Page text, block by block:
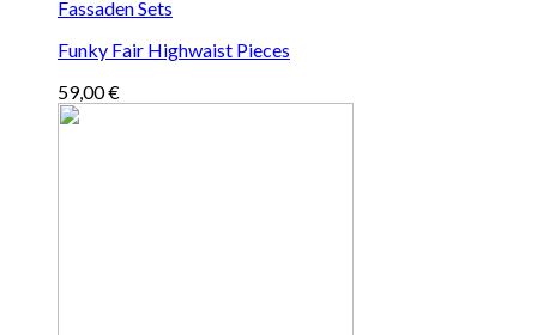
Fassaden Sets
Funky Fair Highwaist Pieces
59,00€